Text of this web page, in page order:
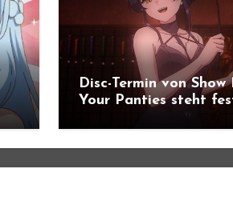
Disc-Termin von Show
Your Panties steht